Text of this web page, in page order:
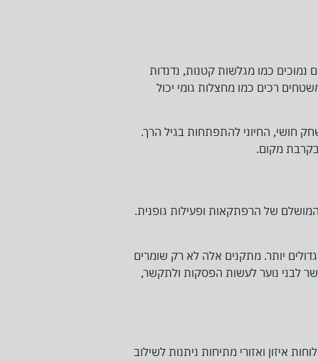
נמוכים כמו מגלשות קטנות, נדנדות
רכים כמו מחצלות גומי יכול
חושי, החיוני להתפתחות בגיל הרך.
בקרבת מקום.
המושלם של הרפתקאות ופעילות גופנית.
יותר. מתקנים אלה לא רק שומרים
לבני נוער לעשות הפסקות ולתקשר,
איזון ואזורי מתיחות ניתנות לשילוב